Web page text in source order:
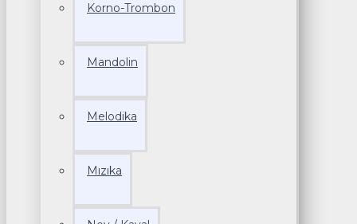
Korno-Trombon
Mandolin
Melodika
Mızıka